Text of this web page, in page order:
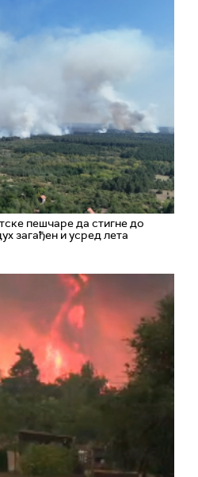
пешчаре да стигне до
загађен и усред лета